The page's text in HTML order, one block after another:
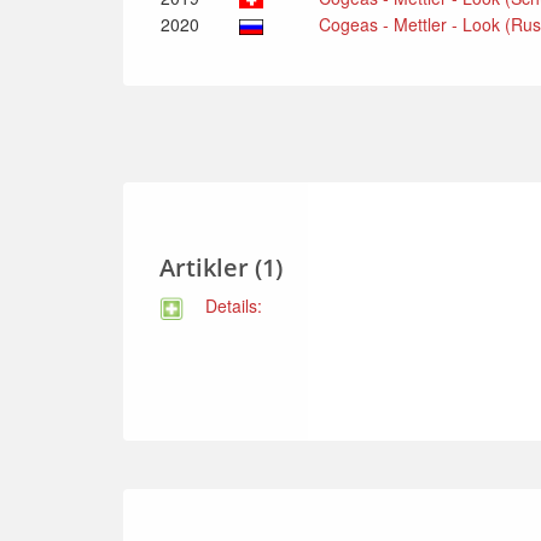
2020
Cogeas - Mettler - Look
Artikler (1)
Details: